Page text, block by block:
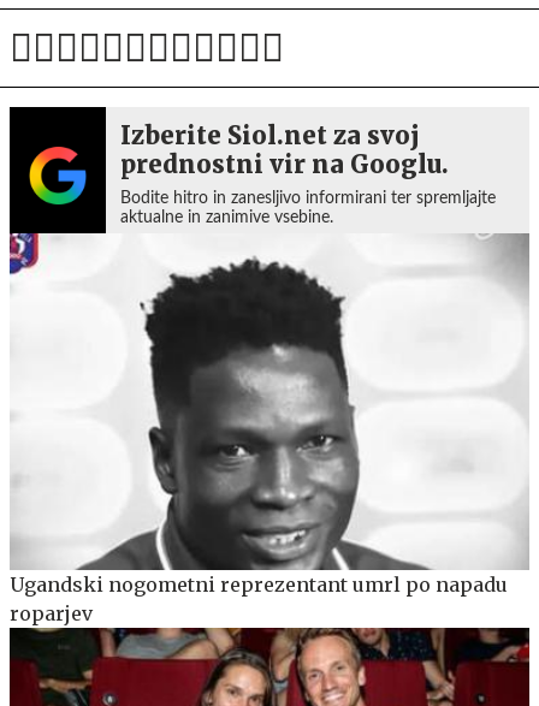
Izberite Siol.net za svoj
prednostni vir na Googlu.
Bodite hitro in zanesljivo informirani ter spremljajte
aktualne in zanimive vsebine.
Ugandski nogometni reprezentant umrl po napadu
roparjev